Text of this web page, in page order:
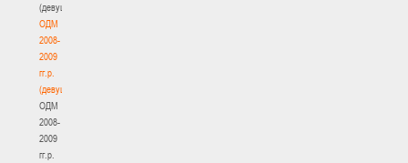
(девушки)
ОДМ
2008-
2009
гг.р.
(девушки)
ОДМ
2008-
2009
гг.р.